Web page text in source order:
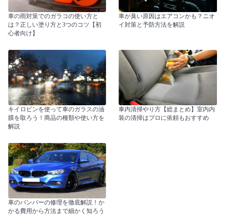
車の雨対策でのガラコの使い方と
は？正しい塗り方と3つのコツ【初
心者向け】
車が臭い原因はエアコンかも？ニオ
イ対策と予防方法を解説
キイロビンを使って車のガラスの油
膜を取ろう！商品の種類や使い方を
解説
車内清掃やり方【総まとめ】室内内
装の清掃はプロに依頼もおすすめ
車のバンパーの修理を徹底解説！か
かる費用から方法まで細かく知ろう